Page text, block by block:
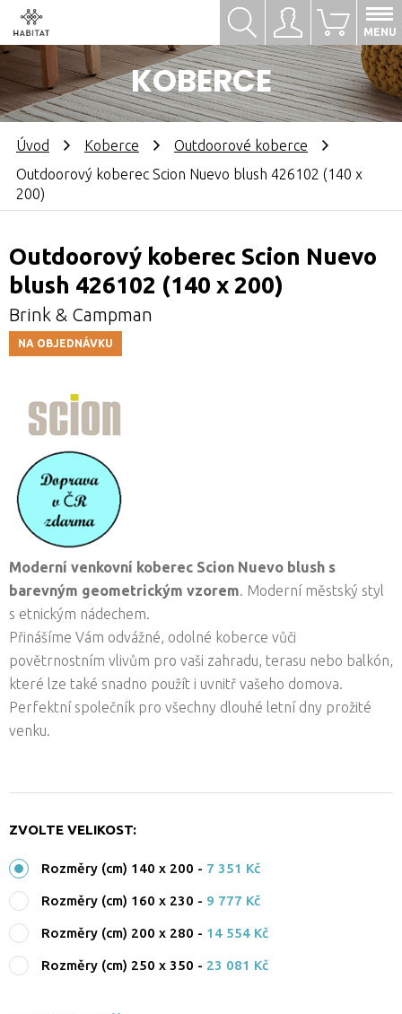
Přihlásit se
KOBERCE
0
MENU
Hledat
Úvod Koberce
Outdoorové koberce
Outdoorový koberec Scion Nuevo blush 426102 (140 x
200)
Outdoorový koberec Scion Nuevo
blush 426102 (140 x 200)
Brink & Campman
NA OBJEDNÁVKU
Moderní venkovní koberec Scion Nuevo blush s
barevným geometrickým vzorem. Moderní městský styl
s etnickým nádechem.
Přinášíme Vám odvážné, odolné koberce vůči
povětrnostním vlivům pro vaši zahradu, terasu nebo balkón,
které lze také snadno použít i uvnitř vašeho domova.
Perfektní společník pro všechny dlouhé letní dny prožité
venku.
ZVOLTE VELIKOST:
Rozměry (cm) 140 x 200 - 7 351 Kč
Rozměry (cm) 160 x 230 - 9 777 Kč
Rozměry (cm) 200 x 280 - 14 554 Kč
Rozměry (cm) 250 x 350 - 23 081 Kč